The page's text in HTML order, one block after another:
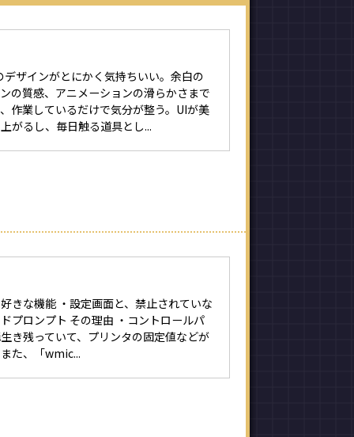
デザインがとにかく気持ちいい。余白の
の質感、アニメーションの滑らかさまで
作業しているだけで気分が整う。UIが美
がるし、毎日触る道具とし...
きな機能 ・設定画面と、禁止されていな
プロンプト その理由 ・コントロールパ
き残っていて、プリンタの固定値などが
た、「wmic...